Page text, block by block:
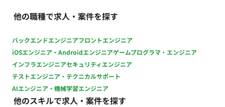
他の職種で求人・案件を探す
バックエンドエンジニアフロントエンジニア
iOSエンジニア・Androidエンジニアゲームプログラマ・エンジニア
インフラエンジニアセキュリティエンジニア
テストエンジニア・テクニカルサポート
AIエンジニア・機械学習エンジニア
他のスキルで求人・案件を探す